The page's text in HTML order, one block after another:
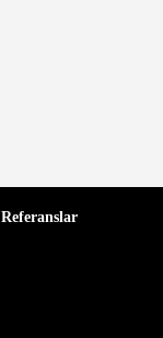
Referanslar